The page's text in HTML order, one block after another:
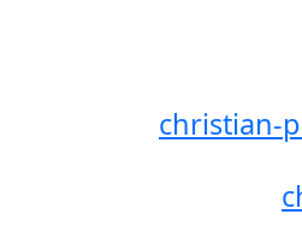
christian-